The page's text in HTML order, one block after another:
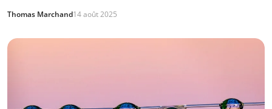
Thomas Marchand14 août 2025